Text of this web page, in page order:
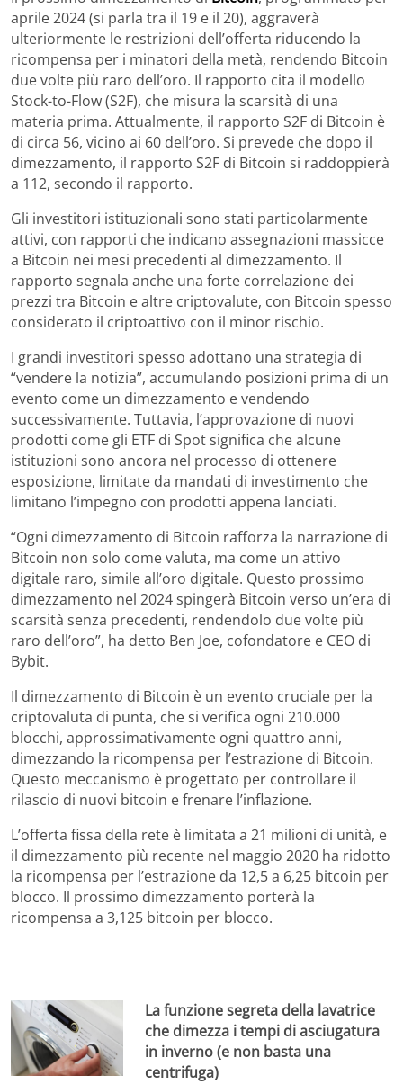
aprile 2024 (si parla tra il 19 e il 20), aggraverà
ulteriormente le restrizioni dell’offerta riducendo la
ricompensa per i minatori della metà, rendendo Bitcoin
due volte più raro dell’oro. Il rapporto cita il modello
Stock-to-Flow (S2F), che misura la scarsità di una
materia prima. Attualmente, il rapporto S2F di Bitcoin è
di circa 56, vicino ai 60 dell’oro. Si prevede che dopo il
dimezzamento, il rapporto S2F di Bitcoin si raddoppierà
a 112, secondo il rapporto.
Gli investitori istituzionali sono stati particolarmente
attivi, con rapporti che indicano assegnazioni massicce
a Bitcoin nei mesi precedenti al dimezzamento. Il
rapporto segnala anche una forte correlazione dei
prezzi tra Bitcoin e altre criptovalute, con Bitcoin spesso
considerato il criptoattivo con il minor rischio.
I grandi investitori spesso adottano una strategia di
“vendere la notizia”, accumulando posizioni prima di un
evento come un dimezzamento e vendendo
successivamente. Tuttavia, l’approvazione di nuovi
prodotti come gli ETF di Spot significa che alcune
istituzioni sono ancora nel processo di ottenere
esposizione, limitate da mandati di investimento che
limitano l’impegno con prodotti appena lanciati.
“Ogni dimezzamento di Bitcoin rafforza la narrazione di
Bitcoin non solo come valuta, ma come un attivo
digitale raro, simile all’oro digitale. Questo prossimo
dimezzamento nel 2024 spingerà Bitcoin verso un’era di
scarsità senza precedenti, rendendolo due volte più
raro dell’oro”, ha detto Ben Joe, cofondatore e CEO di
Bybit.
Il dimezzamento di Bitcoin è un evento cruciale per la
criptovaluta di punta, che si verifica ogni 210.000
blocchi, approssimativamente ogni quattro anni,
dimezzando la ricompensa per l’estrazione di Bitcoin.
Questo meccanismo è progettato per controllare il
rilascio di nuovi bitcoin e frenare l’inflazione.
L’offerta fissa della rete è limitata a 21 milioni di unità, e
il dimezzamento più recente nel maggio 2020 ha ridotto
la ricompensa per l’estrazione da 12,5 a 6,25 bitcoin per
blocco. Il prossimo dimezzamento porterà la
ricompensa a 3,125 bitcoin per blocco.
La funzione segreta della lavatrice
che dimezza i tempi di asciugatura
in inverno (e non basta una
centrifuga)